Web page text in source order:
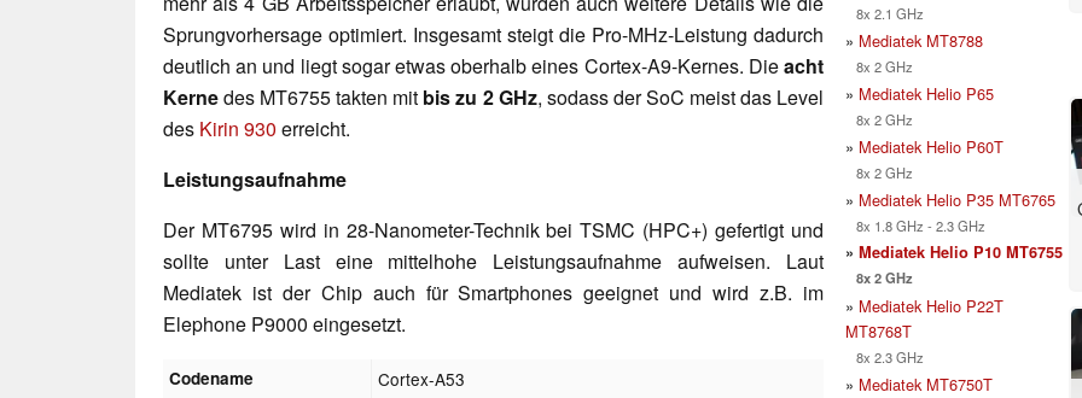
Sprungvorhersage optimiert. Insgesamt steigt die Pro-MHz-Leistung dadurch
deutlich an und liegt sogar etwas oberhalb eines Cortex-A9-Kernes. Dieacht
Kernedes MT6755 takten mit bis zu 2 GHz, sodass der SoC meist das Level
des Kirin 930 erreicht.
Leistungsaufnahme
Der MT6795 wird in 28-Nanometer-Technik bei TSMC (HPC+) gefertigt und
sollte unter Last eine mittelhohe Leistungsaufnahme aufweisen. Laut
Mediatek ist der Chip auch für Smartphones geeignet und wird z.B. im
Elephone P9000 eingesetzt.
Codename Cortex-A53
8x 2.1 GHz
» Mediatek MT8788
8x 2 GHz
» Mediatek Helio P65
8x 2 GHz
» Mediatek Helio P60T
8x 2 GHz
» Mediatek Helio P35 MT6765
8x 1.8 GHz - 2.3 GHz
» Mediatek Helio P10 MT6755
8x 2 GHz
» Mediatek Helio P22T
MT8768T
8x 2.3 GHz
» Mediatek MT6750T